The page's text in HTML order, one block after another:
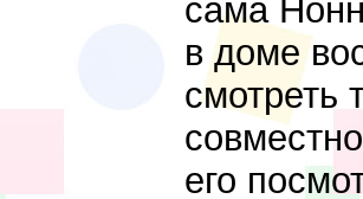
сама
в доме
смотреть
его